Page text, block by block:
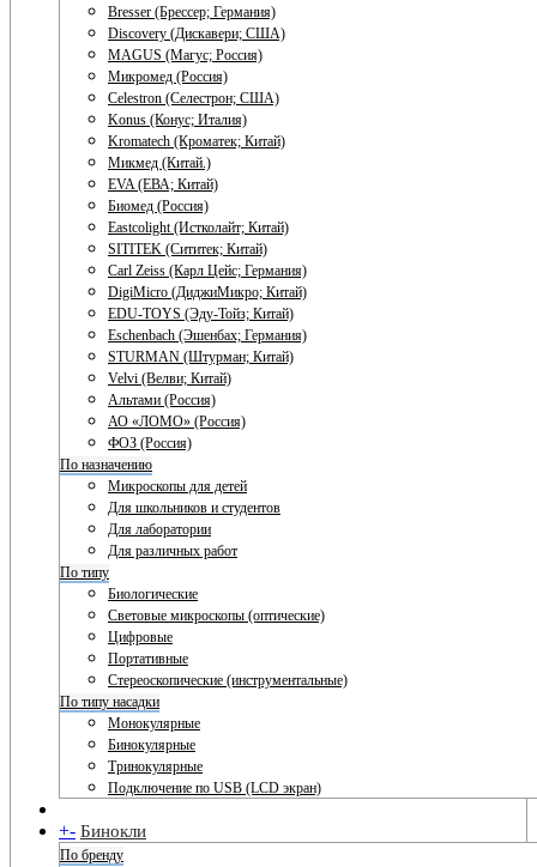
Bresser (Брессер; Германия)
Discovery (Дискавери; США)
MAGUS (Магус; Россия)
Микромед (Россия)
Celestron (Селестрон; США)
Konus (Конус; Италия)
Kromatech (Кроматек; Китай)
Микмед (Китай.)
EVA (ЕВА; Китай)
Биомед (Россия)
Eastcolight (Истколайт; Китай)
SITITEK (Сититек; Китай)
Carl Zeiss (Карл Цейс; Германия)
DigiMicro (ДиджиМикро; Китай)
EDU-TOYS (Эду-Тойз; Китай)
Eschenbach (Эшенбах; Германия)
STURMAN (Штурман; Китай)
Velvi (Велви; Китай)
Альтами (Россия)
АО «ЛОМО» (Россия)
ФОЗ (Россия)
По назначению
Микроскопы для детей
Для школьников и студентов
Для лаборатории
Для различных работ
По типу
Биологические
Световые микроскопы (оптические)
Цифровые
Портативные
Стереоскопические (инструментальные)
По типу насадки
Монокулярные
Бинокулярные
Тринокулярные
Подключение по USB (LCD экран)
+- Бинокли
По бренду